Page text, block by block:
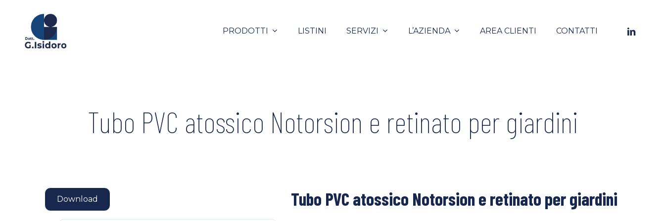
content
PRODOTTI LISTINI SERVIZI L’AZIENDA AREA CLIENTI CONTATTI LINKEDIN
Tubo PVC atossico Notorsion e retinato per giardini
Download Tubo PVC atossico Notorsion e retinato per giardini